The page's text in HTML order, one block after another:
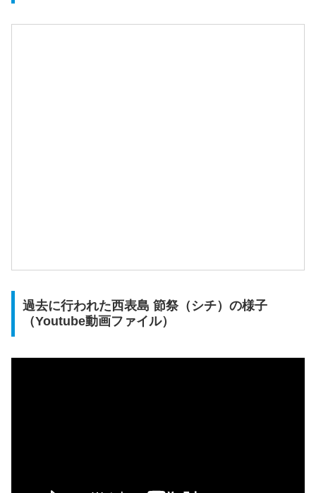
過去に行われた西表島 節祭（シチ）の様子
（Youtube動画ファイル）